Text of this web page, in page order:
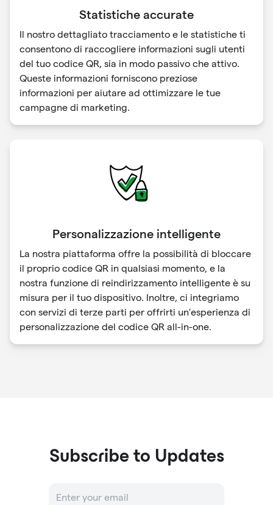
Statistiche accurate
Il nostro dettagliato tracciamento e le statistiche ti
consentono di raccogliere informazioni sugli utenti
del tuo codice QR, sia in modo passivo che attivo.
Queste informazioni forniscono preziose
informazioni per aiutare ad ottimizzare le tue
campagne di marketing.
Personalizzazione intelligente
La nostra piattaforma offre la possibilità di bloccare
il proprio codice QR in qualsiasi momento, e la
nostra funzione di reindirizzamento intelligente è su
misura per il tuo dispositivo. Inoltre, ci integriamo
con servizi di terze parti per offrirti un'esperienza di
personalizzazione del codice QR all-in-one.
Subscribe to Updates